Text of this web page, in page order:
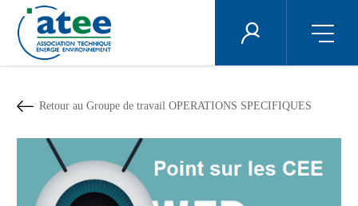
contenu
principal
ÉNERGIE PLUS
Retour au Groupe de travail OPERATIONS SPECIFIQUES
Panneau de gestion des cookies